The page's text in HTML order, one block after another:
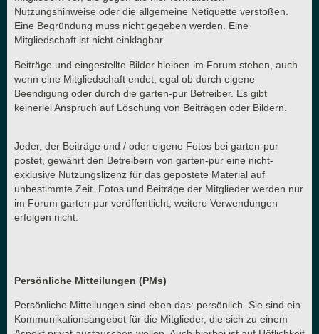
Nutzungshinweise oder die allgemeine Netiquette verstoßen.
Eine Begründung muss nicht gegeben werden. Eine
Mitgliedschaft ist nicht einklagbar.
Beiträge und eingestellte Bilder bleiben im Forum stehen, auch
wenn eine Mitgliedschaft endet, egal ob durch eigene
Beendigung oder durch die garten-pur Betreiber. Es gibt
keinerlei Anspruch auf Löschung von Beiträgen oder Bildern.
Jeder, der Beiträge und / oder eigene Fotos bei garten-pur
postet, gewährt den Betreibern von garten-pur eine nicht-
exklusive Nutzungslizenz für das gepostete Material auf
unbestimmte Zeit. Fotos und Beiträge der Mitglieder werden nur
im Forum garten-pur veröffentlicht, weitere Verwendungen
erfolgen nicht.
Persönliche Mitteilungen (PMs)
Persönliche Mitteilungen sind eben das: persönlich. Sie sind ein
Kommunikationsangebot für die Mitglieder, die sich zu einem